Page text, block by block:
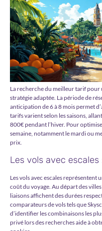
La recherche du meilleur tarif pour
stratégie adaptée. La période de
anticipation de 6 à 8 mois permet
tarifs varient selon les saisons,
800€ pendant l’hiver. Pour
semaine, notamment le mardi ou
prix.
Les vols avec
Les vols avec escales
coût du voyage. Au départ des
liaisons affichent des durées
comparateurs de vols tels que
d’identifier les combinaisons les
privé lors des recherches aide à